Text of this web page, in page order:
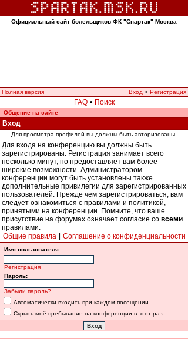
Официальный сайт болельщиков ФК "Спартак" Москва
Полная версия Вход • Регистрация
FAQ • Поиск
Общение на сайте
Вход
Для просмотра профилей вы должны быть авторизованы.
Для входа на конференцию вы должны быть
зарегистрированы. Регистрация занимает всего
несколько минут, но предоставляет вам более
широкие возможности. Администратором
конференции могут быть установлены также
дополнительные привилегии для зарегистрированных
пользователей. Прежде чем зарегистрироваться, вам
следует ознакомиться с правилами и политикой,
принятыми на конференции. Помните, что ваше
присутствие на форумах означает согласие со всеми
правилами.
Общие правила
Соглашение о конфиденциальности
Имя пользователя:
Регистрация
Пароль:
Забыли пароль?
Автоматически входить при каждом посещении
Скрыть моё пребывание на конференции в этот раз